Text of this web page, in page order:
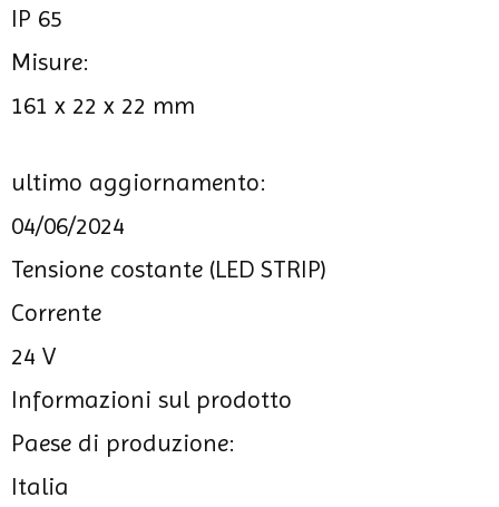
IP 65
Misure:
161 x 22 x 22 mm
ultimo aggiornamento:
04/06/2024
Tensione costante (LED STRIP)
Corrente
24 V
Informazioni sul prodotto
Paese di produzione:
Italia